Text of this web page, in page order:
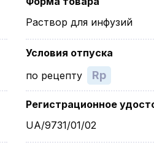
Раствор для инфузий
Условия отпуска
по рецепту
Rp
Регистрационное
UA/9731/01/02